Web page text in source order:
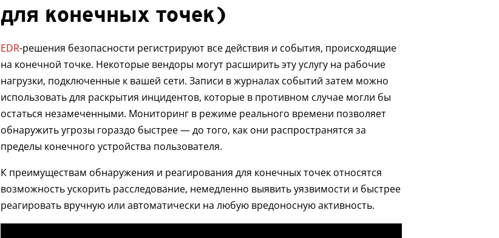
для конечных точек)
EDR-решения безопасности регистрируют все действия и события, происходящие
на конечной точке. Некоторые вендоры могут расширить эту услугу на рабочие
нагрузки, подключенные к вашей сети. Записи в журналах событий затем можно
использовать для раскрытия инцидентов, которые в противном случае могли бы
остаться незамеченными. Мониторинг в режиме реального времени позволяет
обнаружить угрозы гораздо быстрее — до того, как они распространятся за
пределы конечного устройства пользователя.
К преимуществам обнаружения и реагирования для конечных точек относятся
возможность ускорить расследование, немедленно выявить уязвимости и быстрее
реагировать вручную или автоматически на любую вредоносную активность.